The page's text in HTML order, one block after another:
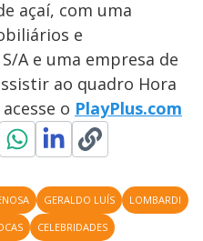
açaí, com uma
e
A e uma empresa de
ao quadro Hora
o PlayPlus.com
GERALDO LUÍS
LOMBARDI
CELEBRIDADES